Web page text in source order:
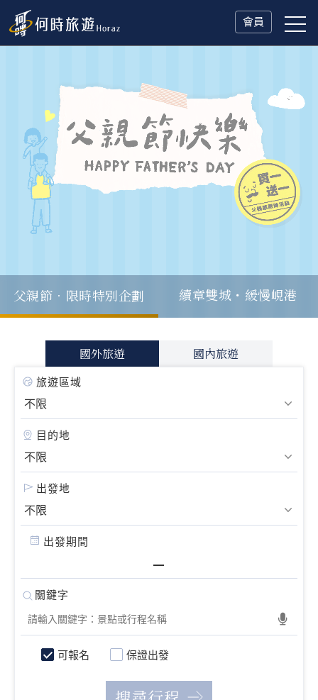
會員
父親節．限時特別企劃
國外旅遊 國內旅遊
旅遊區域
目的地
出發地
出發期間
可報名 保證出發